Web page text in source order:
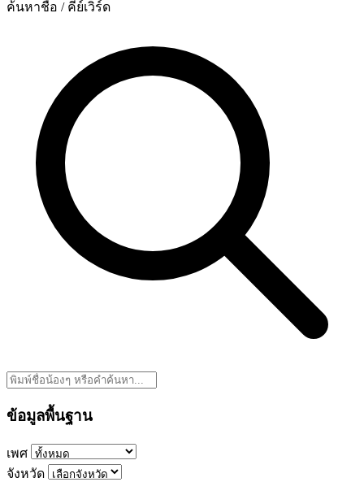
ค้นหาชื่อ / คีย์เวิร์ด
ข้อมูลพื้นฐาน
เพศ
จังหวัด